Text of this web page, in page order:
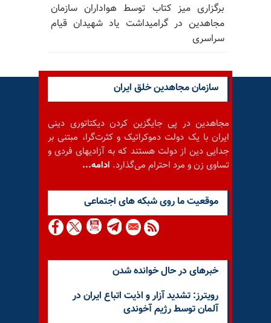
برگزاری میز کتاب توسط هواداران سازمان
مجاهدین در گرامیداشت یاد شهیدان قیام
سراسری
سازمان مجاهدین خلق ایران
مجاهدین در پی جایگزین کردن دیکتاتوری دینی
ایران با یک دولت دموکراتیک و کثرت‌گرا، مبتنی بر
جدایی دین از دولت هستند که به آزادیهای فردی و
تساوی زن و مرد احترام می‌گذارد. ادامه...
موقعيت ما روى شبكه هاى اجتماعى
خبرهای در حال خوانده شدن
رویترز: تشدید آزار و اذیت اتباع ایران در
آلمان توسط رژیم آخوندی